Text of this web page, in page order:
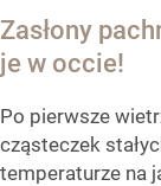
Zasłony
je w occie!
Po pierwsze
cząsteczek
temperaturze na